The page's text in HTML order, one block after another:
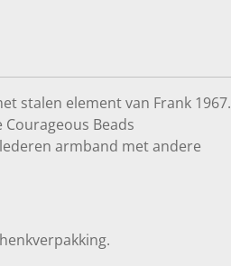
stalen element van Frank 1967.
Beads
armband met andere